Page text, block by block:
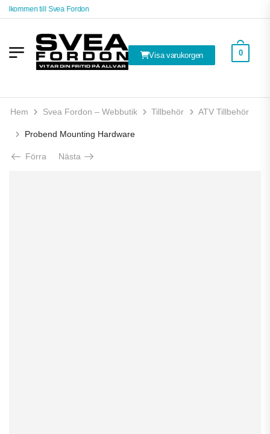
till Svea Fordon
Visa varukorgen 0
Hem Svea Fordon – Webbutik Tillbehör ATV Tillbehör
Probend Mounting Hardware
Förra Nästa